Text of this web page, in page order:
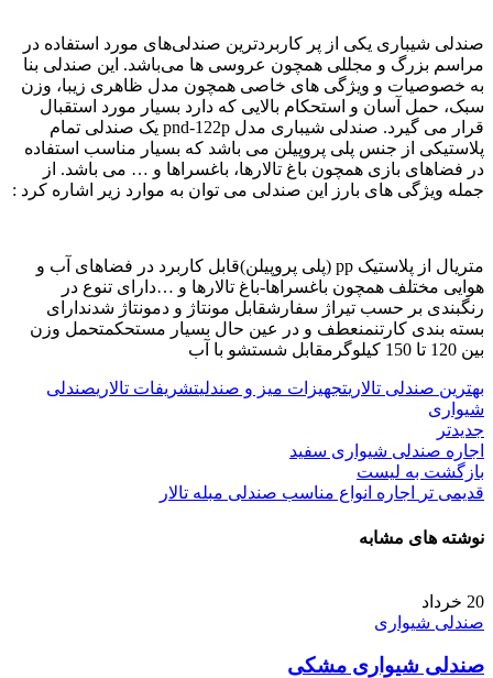
صندلی شیباری یکی از پر کاربردترین صندلی‌های مورد استفاده در
مراسم بزرگ و مجللی همچون عروسی ها می‌باشد. این صندلی بنا
به خصوصیات و ویژگی های خاصی همچون مدل ظاهری زیبا، وزن
سبک، حمل آسان و استحکام بالایی که دارد بسیار مورد استقبال
قرار می گیرد. صندلی شیباری مدل pnd-122p یک صندلی تمام
پلاستیکی از جنس پلی پروپیلن می باشد که بسیار مناسب استفاده
در فضاهای بازی همچون باغ تالارها، باغسراها و … می باشد. از
جمله ویژگی های بارز این صندلی می توان به موارد زیر اشاره کرد :
متریال از پلاستیک pp (پلی پروپیلن)قابل کاربرد در فضاهای آب و
هوایی مختلف همچون باغسراها-باغ تالارها و …دارای تنوع در
رنگبندی بر حسب تیراژ سفارشقابل مونتاژ و دمونتاژ شدندارای
بسته بندی کارتنمنعطف و در عین حال بسیار مستحکمتحمل وزن
بین 120 تا 150 کیلوگرمقابل شستشو با آب
بهترین صندلی تالاریتجهیزات میز و صندلیتشریفات تالاریصندلی
شیواری
جدیدتر
اجاره صندلی شیواری سفید
بازگشت به لیست
قدیمی تر
اجاره انواع مناسب صندلی مبله تالار
نوشته های مشابه
20 خرداد
صندلی شیواری
صندلی شیواری مشکی